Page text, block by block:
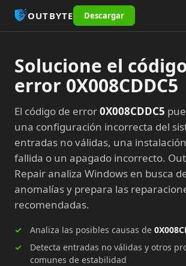
OUTBYTE Descargar
Solucione el
error 0X008CDDC5
El código de error0X008CDDC5
una configuración incorrecta del
entradas no válidas, una
fallida o un apagado incorrecto.
Repair analiza Windows en busca
anomalías y prepara las
recomendadas.
Analiza las posibles causas de
Detecta entradas no válidas y otros
comunes de estabilidad